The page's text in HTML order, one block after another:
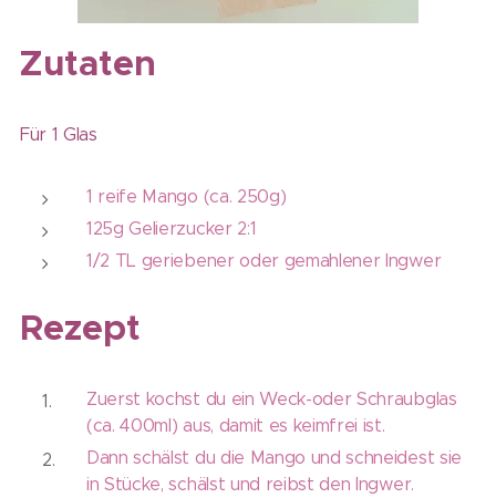
Zutaten
Für 1 Glas
1 reife Mango (ca. 250g)
125g Gelierzucker 2:1
1/2 TL geriebener oder gemahlener Ingwer
Rezept
Zuerst kochst du ein Weck-oder Schraubglas
(ca. 400ml) aus, damit es keimfrei ist.
Dann schälst du die Mango und schneidest sie
in Stücke, schälst und reibst den Ingwer.